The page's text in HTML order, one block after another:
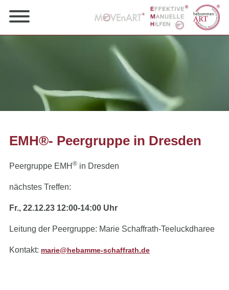
EMH®- Peergruppe in Dresden
Peergruppe EMH ® in Dresden
nächstes Treffen:
Fr., 22.12.23 12:00-14:00 Uhr
Leitung der Peergruppe: Marie Schaffrath-Teeluckdharee
Kontakt: marie@hebamme-schaffrath.de